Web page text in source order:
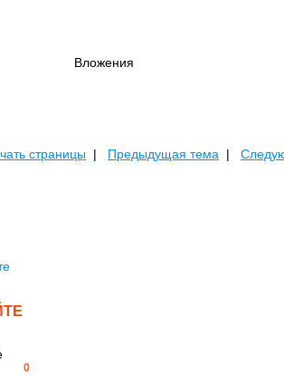
Вложения
страницы | Предыдущая тема |
0